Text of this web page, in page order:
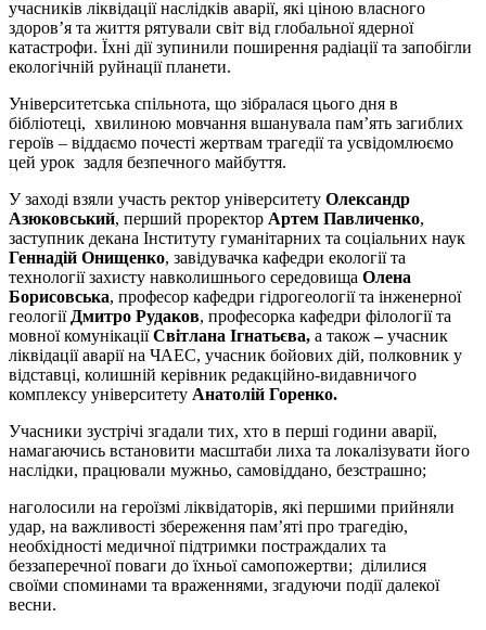
учасників ліквідації наслідків аварії, які ціною власного
здоров’я та життя рятували світ від глобальної ядерної
катастрофи. Їхні дії зупинили поширення радіації та запобігли
екологічній руйнації планети.
Університетська спільнота, що зібралася цього дня в
бібліотеці, хвилиною мовчання вшанувала пам’ять загиблих
героїв – віддаємо почесті жертвам трагедії та усвідомлюємо
цей урок задля безпечного майбуття.
У заході взяли участь ректор університету Олександр
Азюковський, перший проректор Артем Павличенко,
заступник декана Інституту гуманітарних та соціальних наук
Геннадій Онищенко, завідувачка кафедри екології та
технології захисту навколишнього середовища Олена
Борисовська, професор кафедри гідрогеології та інженерної
геології Дмитро Рудаков, професорка кафедри філології та
мовної комунікаціїСвітлана Ігнатьєва, а також–учасник
ліквідації аварії на ЧАЕС, учасник бойових дій, полковник у
відставці, колишній керівник редакційно-видавничого
комплексу університету Анатолій Горенко.
Учасники зустрічі згадали тих, хто в перші години аварії,
намагаючись встановити масштаби лиха та локалізувати його
наслідки, працювали мужньо, самовіддано, безстрашно;
наголосили на героїзмі ліквідаторів, які першими прийняли
удар, на важливості збереження пам’яті про трагедію,
необхідності медичної підтримки постраждалих та
беззаперечної поваги до їхньої самопожертви; ділилися
своїми споминами та враженнями, згадуючи події далекої
весни.